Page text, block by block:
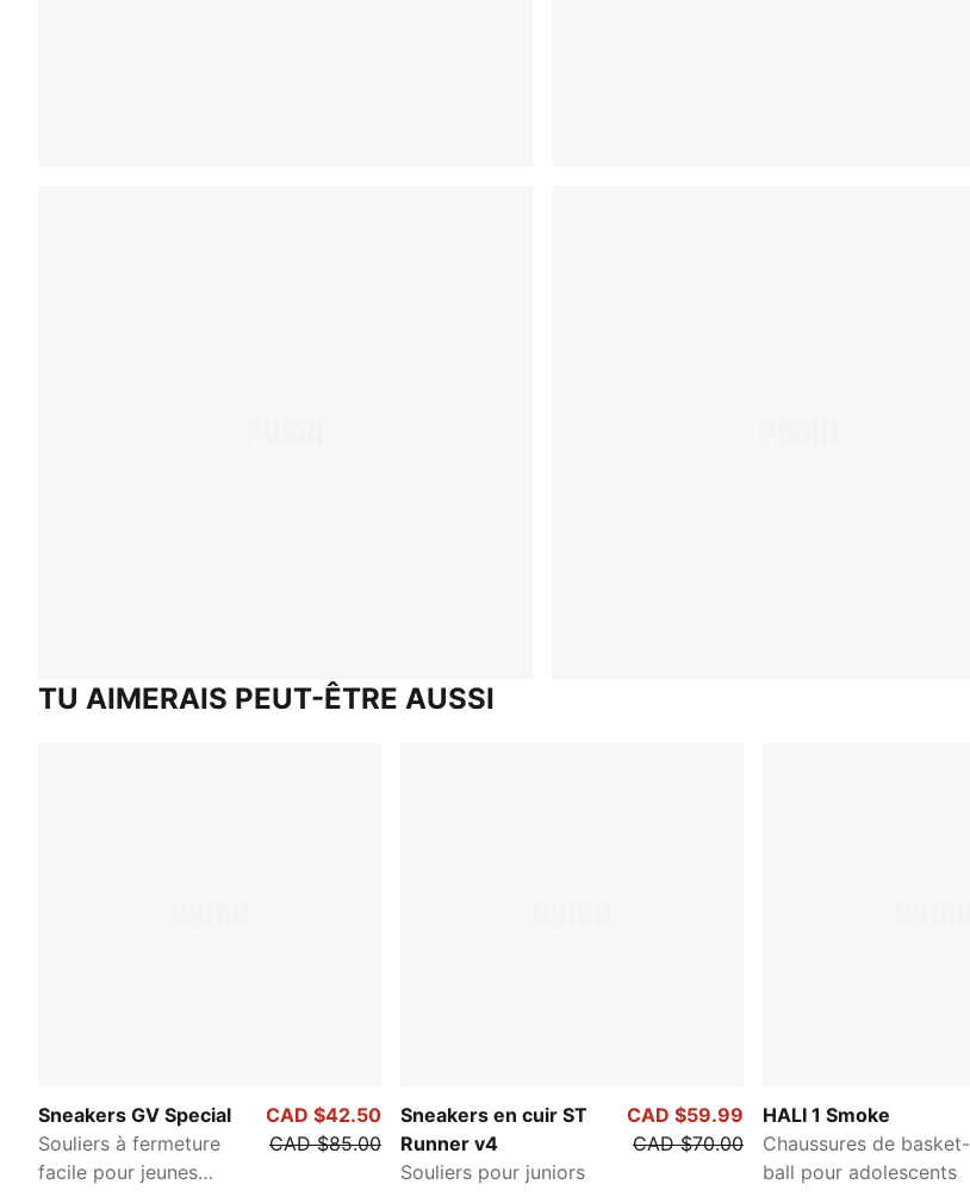
TU AIMERAIS PEUT-ÊTRE AUSSI
Sneakers GV Special
Souliers à fermeture
facile pour jeunes
CAD $42.50
CAD $85.00
Sneakers en cuir ST
Runner v4
Souliers pour juniors
CAD $59.99
CAD $70.00
HALI 1 Smoke
Chaussures de basket-
ball pour adolescents